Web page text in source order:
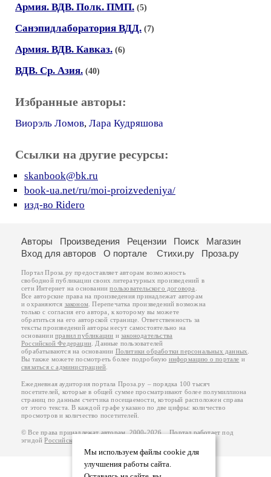
Армия. ВДВ. Полк. ПМП. (5)
Санэпидлаборатория ВДД. (7)
Армия. ВДВ. Кавказ. (6)
ВДВ. Ср. Азия. (40)
Избранные авторы:
Виорэль Ломов, Лара Кудряшова
Ссылки на другие ресурсы:
skanbook@bk.ru
book-ua.net/ru/moi-proizvedeniya/
изд-во Ridero
Мы используем файлы cookie для
улучшения работы сайта.
Авторы Произведения Рецензии Поиск
Магазин
Вход для авторов
О портале Стихи.ру Проза.ру
Портал Проза.ру предоставляет авторам возможность
свободной публикации своих литературных произведений в
сети Интернет на основаниипользовательского договора
Все авторские права на произведения принадлежат авторам
и охраняются законом . Перепечатка произведений возможна
только с согласия его автора, к которому вы можете
обратиться на его авторской странице. Ответственность за
тексты произведений авторы несут самостоятельно на
основанииправил публикации изаконодательства
Российской Федерации . Данные пользователей
обрабатываются на основании Политики обработки персональных данных
Вы также можете посмотреть более подробную информацию о портале и
связаться с администрацией
Ежедневная аудитория портала Проза.ру – порядка 100 тысяч
посетителей, которые в общей сумме просматривают более полумиллиона
страниц по данным счетчика посещаемости, который расположен справа
от этого текста. В каждой графе указано по две цифры: количество
просмотров и количество посетителей.
© Все права принадлежат авторам, 2000-2026. Портал работает под
эгидойРоссийского союза писателей